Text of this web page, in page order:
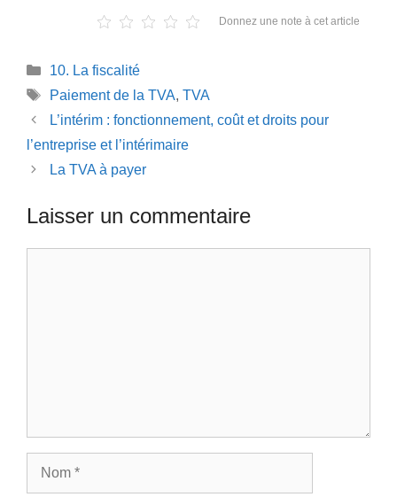
Donnez une note à cet article
Catégories
10. La fiscalité
Étiquettes
Paiement de la TVA, TVA
L’intérim : fonctionnement, coût et droits pour
l’entreprise et l’intérimaire
La TVA à payer
Laisser un commentaire